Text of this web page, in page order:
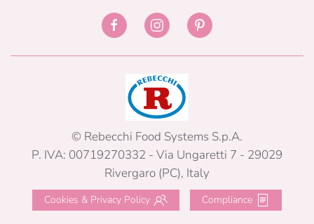
© Rebecchi Food Systems S.p.A.
P. IVA: 00719270332 - Via Ungaretti 7 - 29029
Rivergaro (PC), Italy
Cookies & Privacy Policy Compliance